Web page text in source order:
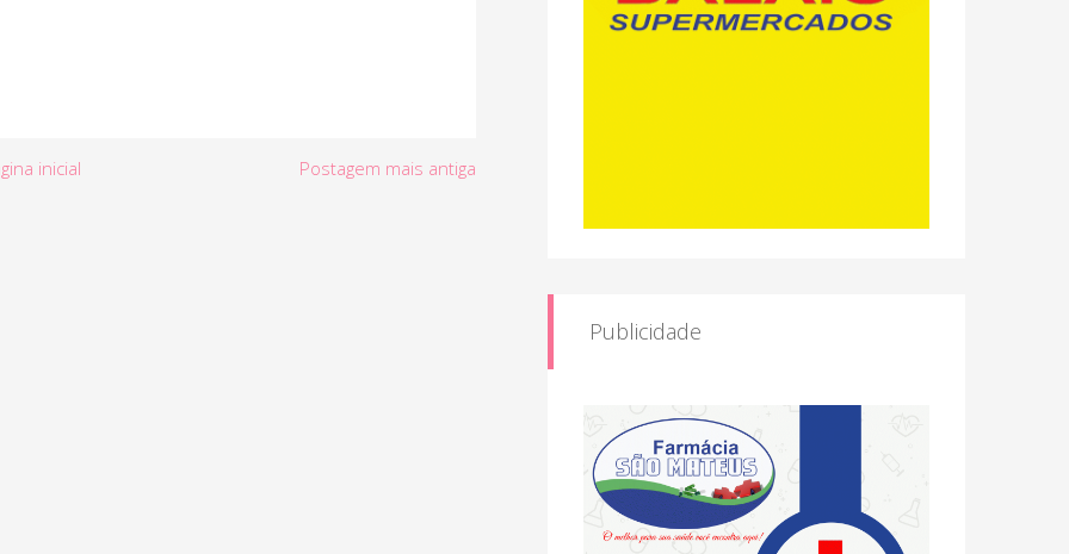
Postagem mais antiga
inicial
Publicidade